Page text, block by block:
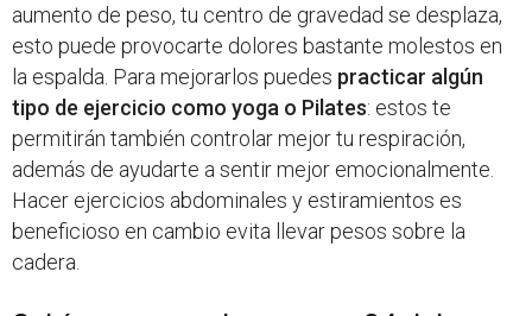
aumento de peso, tu centro de gravedad se desplaza,
esto puede provocarte dolores bastante molestos en
la espalda. Para mejorarlos puedes practicar algún
tipo de ejercicio como yoga o Pilates: estos te
permitirán también controlar mejor tu respiración,
además de ayudarte a sentir mejor emocionalmente.
Hacer ejercicios abdominales y estiramientos es
beneficioso en cambio evita llevar pesos sobre la
cadera.